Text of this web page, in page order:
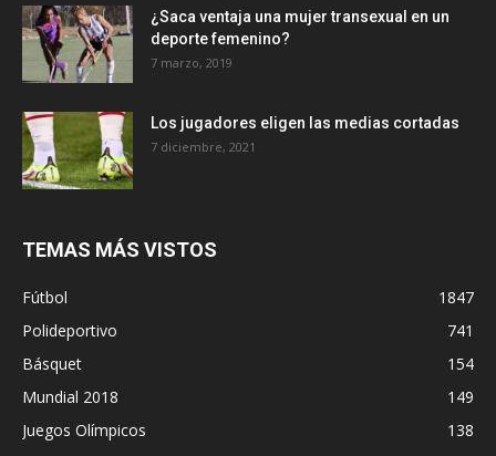
¿Saca ventaja una mujer transexual en un
deporte femenino?
7 marzo, 2019
Los jugadores eligen las medias cortadas
7 diciembre, 2021
TEMAS MÁS VISTOS
Fútbol
1847
Polideportivo
741
Básquet
154
Mundial 2018
149
Juegos Olímpicos
138